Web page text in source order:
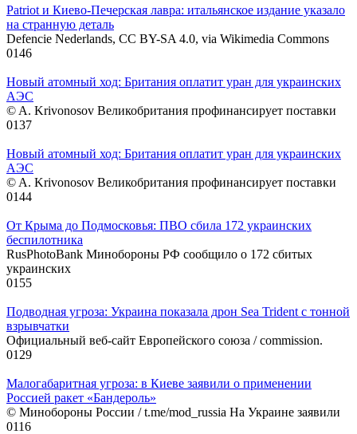
Patriot и Киево-Печерская лавра: итальянское издание указало
на странную деталь
Defencie Nederlands, CC BY-SA 4.0, via Wikimedia Commons
0146
Новый атомный ход: Британия оплатит уран для украинских
АЭС
© A. Krivonosov Великобритания профинансирует поставки
0137
Новый атомный ход: Британия оплатит уран для украинских
АЭС
© A. Krivonosov Великобритания профинансирует поставки
0144
От Крыма до Подмосковья: ПВО сбила 172 украинских
беспилотника
RusPhotoBank Минобороны РФ сообщило о 172 сбитых
украинских
0155
Подводная угроза: Украина показала дрон Sea Trident с тонной
взрывчатки
Официальный веб-сайт Европейского союза / commission.
0129
Малогабаритная угроза: в Киеве заявили о применении
Россией ракет «Бандероль»
© Минобороны России / t.me/mod_russia На Украине заявили
0116